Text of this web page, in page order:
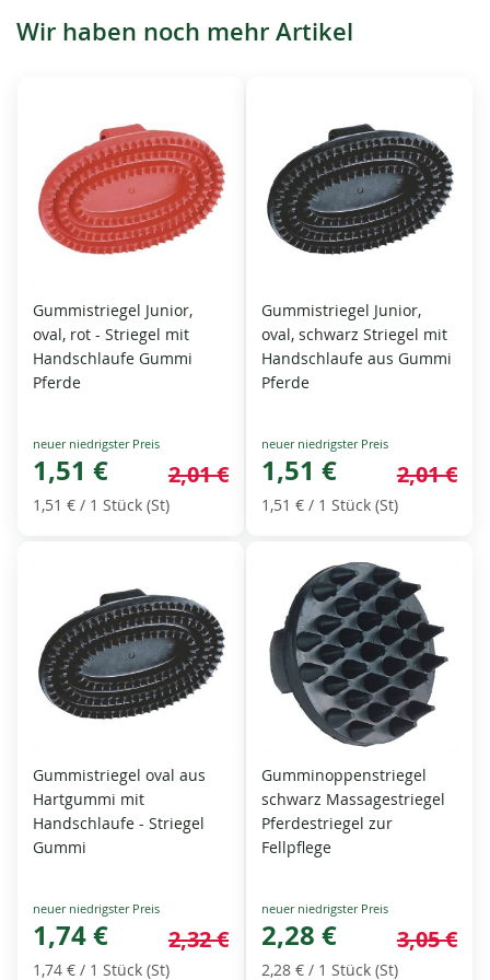
Wir haben noch mehr Artikel
Gummistriegel Junior,
oval, rot - Striegel mit
Handschlaufe Gummi
Pferde
Special
Price
1,51 € 2,01 €
1,51 € / 1 Stück (St)
Gummistriegel Junior,
oval, schwarz Striegel mit
Handschlaufe aus Gummi
Pferde
Special
Price
1,51 € 2,01 €
1,51 € / 1 Stück (St)
Gummistriegel oval aus
Hartgummi mit
Handschlaufe - Striegel
Gummi
Special
Price
1,74 € 2,32 €
1,74 € / 1 Stück (St)
Gumminoppenstriegel
schwarz Massagestriegel
Pferdestriegel zur
Fellpflege
Special
Price
2,28 € 3,05 €
2,28 € / 1 Stück (St)